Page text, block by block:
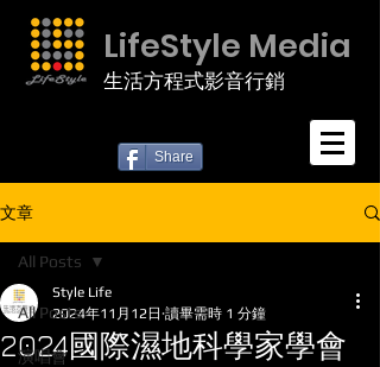
LifeStyle Media
生活方程式影音行銷
Share
文章
All Posts
演唱會
All Posts
2024國際濕地科學家學會
Style Life
2024年11月12日 讀畢需時 1 分鐘